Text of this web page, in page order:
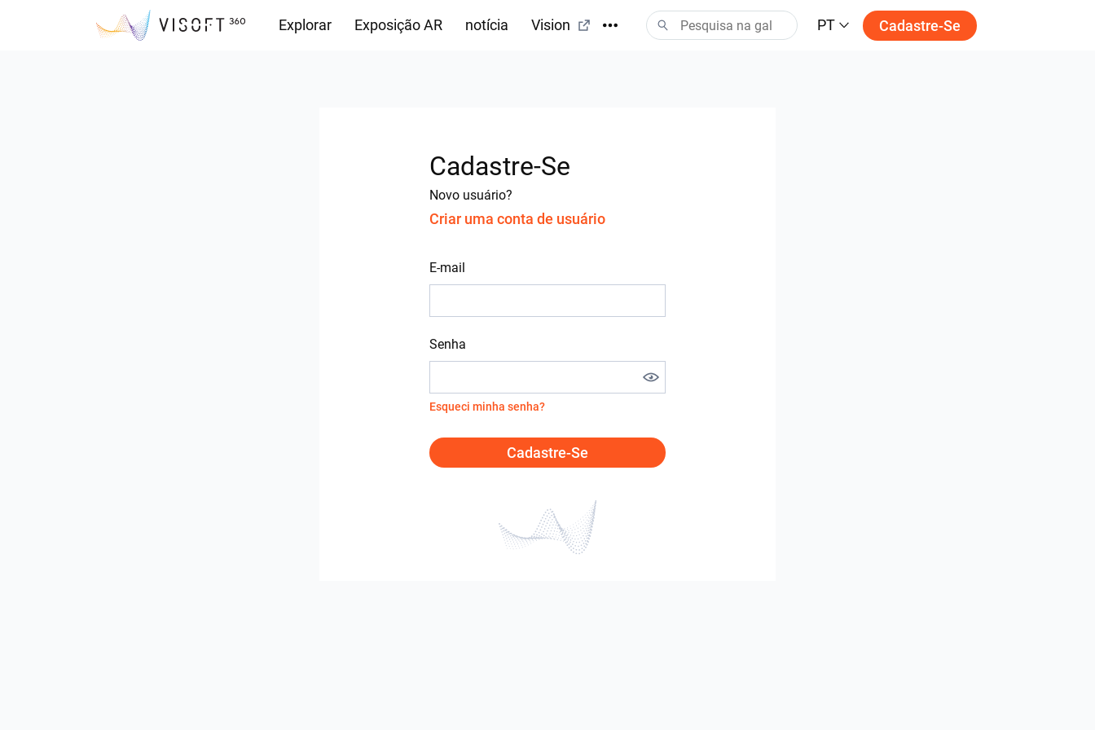
Explorar Exposição AR notícia Vision PT Cadastre-Se
Cadastre-Se
Novo usuário?
Criar uma conta de usuário
E-mail
Senha
Esqueci minha senha?
Cadastre-Se